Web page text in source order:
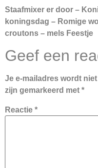
Staafmixer er door –
koningsdag – Romige
croutons – mels Feestje
Geef een
Je e-mailadres wordt
zijn gemarkeerd met *
Reactie *